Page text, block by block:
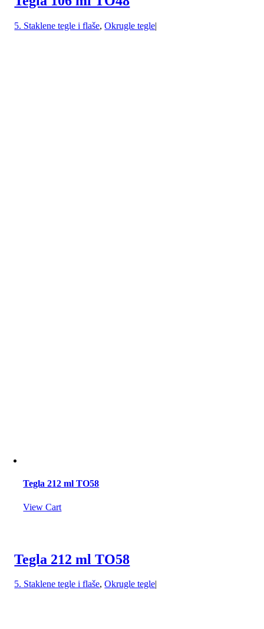
5. Staklene tegle i flaše,Okrugle tegle|
Tegla 212 ml TO58
View Cart
Tegla 212 ml TO58
5. Staklene tegle i flaše,Okrugle tegle|